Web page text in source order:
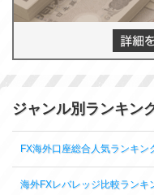
ジャンル別ランキン
FX海外口座総合人気ランキン
海外FXレバレッジ比較ランキ